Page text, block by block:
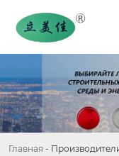
Главная -